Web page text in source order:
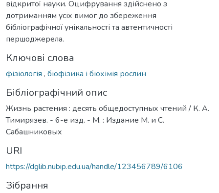
відкритої науки. Оцифрування здійснено з
дотриманням усіх вимог до збереження
бібліографічної унікальності та автентичності
першоджерела.
Ключові слова
фізіологія , біофізика і біохімія рослин
Бібліографічний опис
Жизнь растения : десять общедоступных чтений / К. А.
Тимирязев. - 6-е изд. - М. : Издание М. и С.
Сабашниковых
URI
https://dglib.nubip.edu.ua/handle/123456789/6106
Зібрання